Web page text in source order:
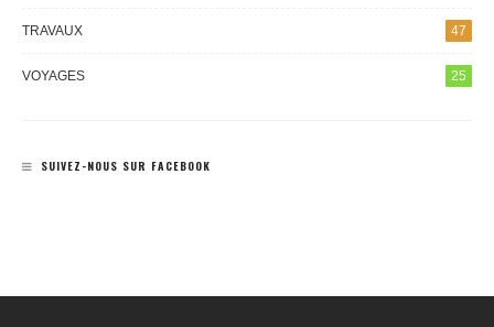
TRAVAUX 47
VOYAGES 25
SUIVEZ-NOUS SUR FACEBOOK